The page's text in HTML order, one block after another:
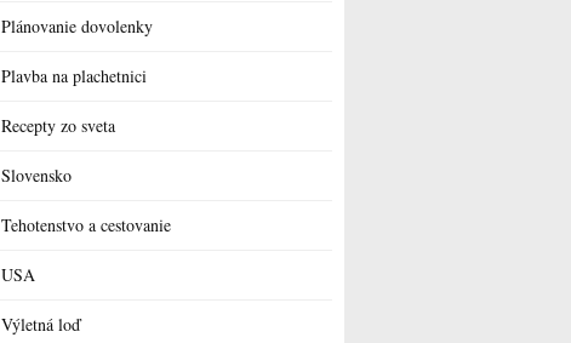
Plánovanie dovolenky
Plavba na plachetnici
Recepty zo sveta
Slovensko
Tehotenstvo a cestovanie
USA
Výletná loď